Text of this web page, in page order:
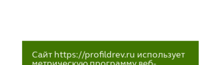
Сайт https://profildrev.ru использует